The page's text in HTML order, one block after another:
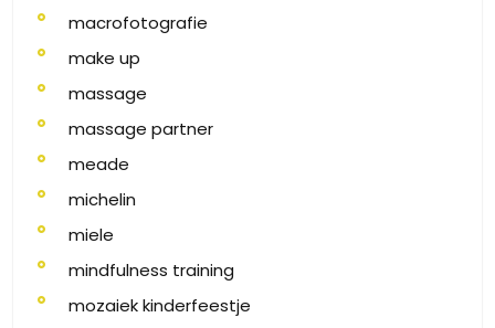
macrofotografie
make up
massage
massage partner
meade
michelin
miele
mindfulness training
mozaiek kinderfeestje